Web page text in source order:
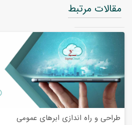
مقالات مرتبط
طراحی و راه اندازی ابرهای عمومی